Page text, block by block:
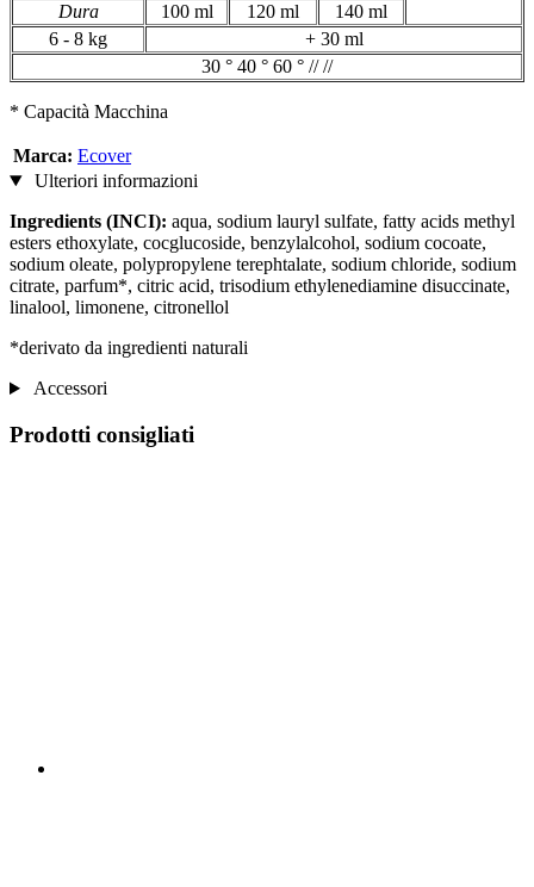
Dura
100 ml 120 ml
140 ml
6 - 8 kg
+ 30 ml
30 ° 40 ° 60 ° // //
* Capacità Macchina
Marca: Ecover
Ulteriori informazioni
Ingredients (INCI): aqua, sodium lauryl sulfate, fatty acids methyl
esters ethoxylate, cocglucoside, benzylalcohol, sodium cocoate,
sodium oleate, polypropylene terephtalate, sodium chloride, sodium
citrate, parfum*, citric acid, trisodium ethylenediamine disuccinate,
linalool, limonene, citronellol
*derivato da ingredienti naturali
Accessori
Prodotti consigliati